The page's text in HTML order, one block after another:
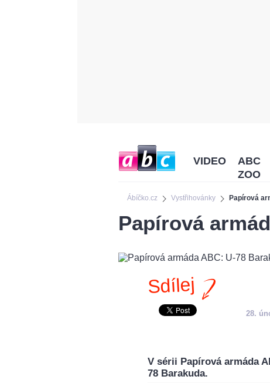
Ábíčko.cz Vystřihovánky Papírová
VIDEO
ABC
ZOO
Papírová
Sdílej
28.
V sérii Papírová armáda
78 Barakuda.